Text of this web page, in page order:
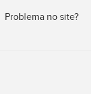
Problema no site?